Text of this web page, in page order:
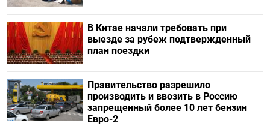
В Китае начали требовать при
выезде за рубеж подтвержденный
план поездки
Правительство разрешило
производить и ввозить в Россию
запрещенный более 10 лет бензин
Евро-2